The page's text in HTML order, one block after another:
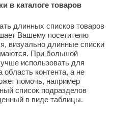
в каталоге товаров
длинных списков товаров
Вашему посетителю
визуально длинные списки
При большой
использовать для
область контента, а не
помочь, например
список подразделов
в виде таблицы.